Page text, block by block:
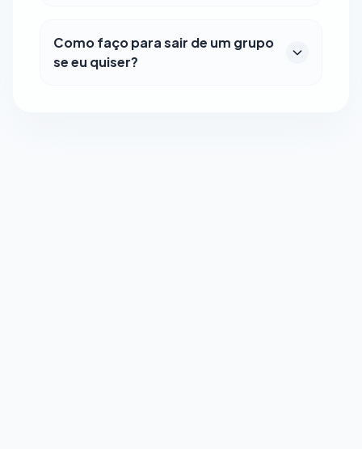
Como faço para sair de um grupo
se eu quiser?